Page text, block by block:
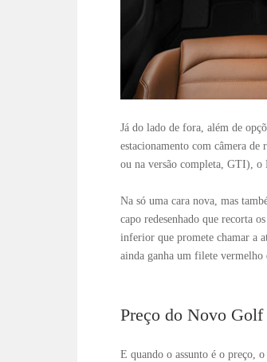
Já do lado de fora, além de
estacionamento com câmera de
ou na versão completa, GTI), o
Na só uma cara nova, mas
capo redesenhado que recorta
inferior que promete chamar a
ainda ganha um filete vermelho
Preço do Novo Golf
E quando o assunto é o preço,